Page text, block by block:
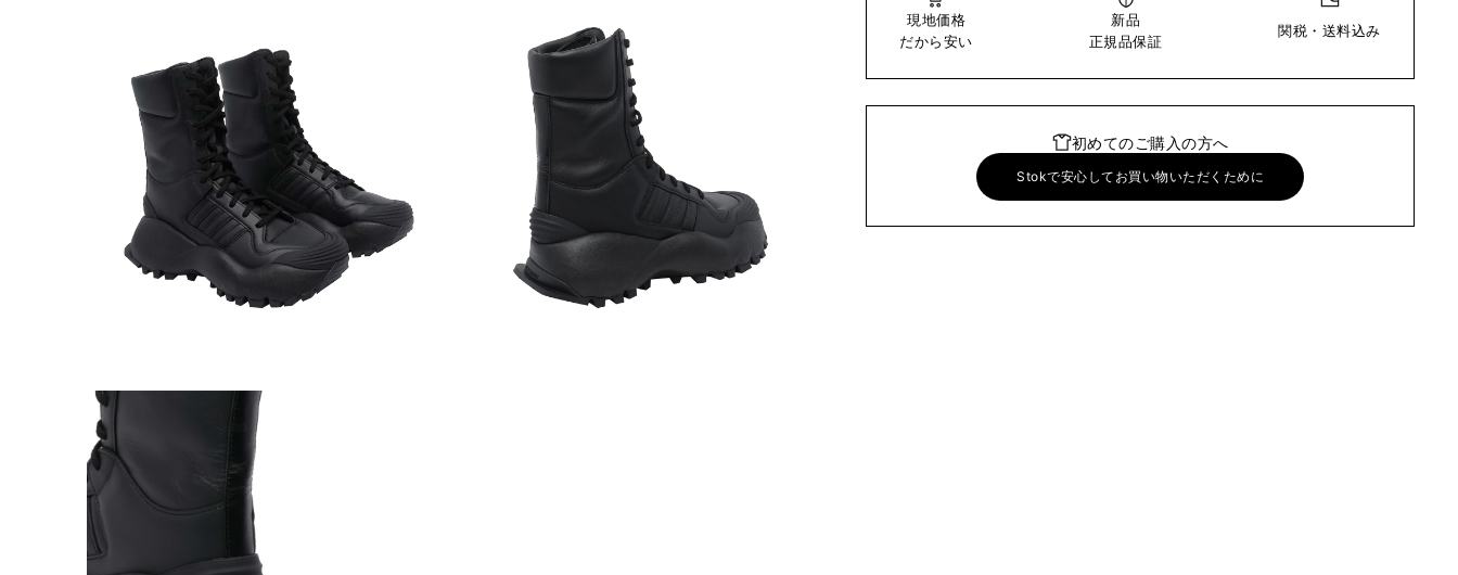
現地価格
だから安い
新品
正規品保証
関税・送料込み
初めてのご購入の方へ
Stokで安心してお買い物いただくために